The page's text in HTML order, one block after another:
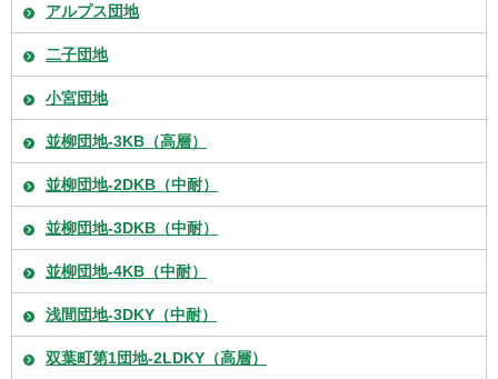
アルプス団地
二子団地
小宮団地
並柳団地-3KB（高層）
並柳団地-2DKB（中耐）
並柳団地-3DKB（中耐）
並柳団地-4KB（中耐）
浅間団地-3DKY（中耐）
双葉町第1団地-2LDKY（高層）